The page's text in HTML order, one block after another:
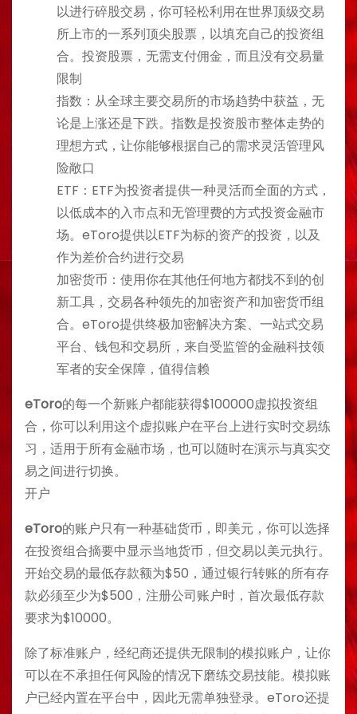
以进行碎股交易，你可轻松利用在世界顶级交易
所上市的一系列顶尖股票，以填充自己的投资组
合。投资股票，无需支付佣金，而且没有交易量
限制
指数：从全球主要交易所的市场趋势中获益，无
论是上涨还是下跌。指数是投资股市整体走势的
理想方式，让你能够根据自己的需求灵活管理风
险敞口
ETF：ETF为投资者提供一种灵活而全面的方式，
以低成本的入市点和无管理费的方式投资金融市
场。eToro提供以ETF为标的资产的投资，以及
作为差价合约进行交易
加密货币：使用你在其他任何地方都找不到的创
新工具，交易各种领先的加密资产和加密货币组
合。eToro提供终极加密解决方案、一站式交易
平台、钱包和交易所，来自受监管的金融科技领
军者的安全保障，值得信赖
eToro的每一个新账户都能获得$100000虚拟投资组
合，你可以利用这个虚拟账户在平台上进行实时交易练
习，适用于所有金融市场，也可以随时在演示与真实交
易之间进行切换。
开户
eToro的账户只有一种基础货币，即美元，你可以选择
在投资组合摘要中显示当地货币，但交易以美元执行。
开始交易的最低存款额为$50，通过银行转账的所有存
款必须至少为$500，注册公司账户时，首次最低存款
要求为$10000。
除了标准账户，经纪商还提供无限制的模拟账户，让你
可以在不承担任何风险的情况下磨练交易技能。模拟账
户已经内置在平台中，因此无需单独登录。eToro还提